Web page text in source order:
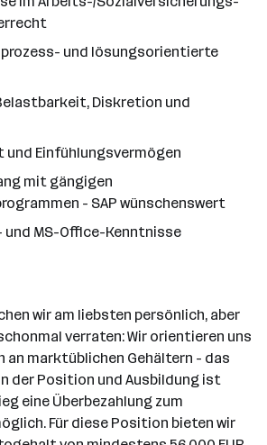
und lösungsorientierte
Diskretion und
und Einfühlungsvermögen
mit gängigen
- SAP wünschenswert
und MS-Office-Kenntnisse
wir am liebsten persönlich, aber
verraten: Wir orientieren uns
marktüblichen Gehältern - das
der Position und Ausbildung ist
eine Überbezahlung zum
Für diese Position bieten wir